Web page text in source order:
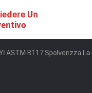
Un
ASTM B117 Spolverizza